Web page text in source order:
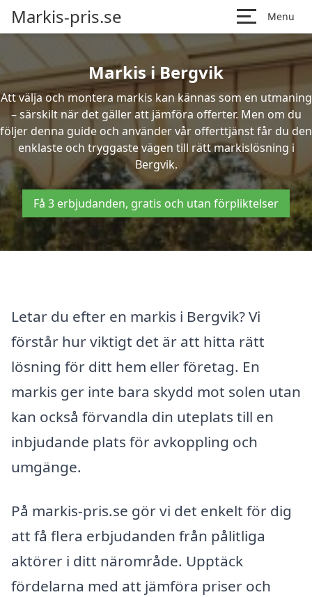
Markis-pris.se Menu
Markis i Bergvik
Att välja och montera markis kan kännas som en utmaning
– särskilt när det gäller att jämföra offerter. Men om du
följer denna guide och använder vår offerttjänst får du den
enklaste och tryggaste vägen till rätt markislösning i
Bergvik.
Få 3 erbjudanden, gratis och utan förpliktelser
Letar du efter en markis i Bergvik? Vi
förstår hur viktigt det är att hitta rätt
lösning för ditt hem eller företag. En
markis ger inte bara skydd mot solen utan
kan också förvandla din uteplats till en
inbjudande plats för avkoppling och
umgänge.
På markis-pris.se gör vi det enkelt för dig
att få flera erbjudanden från pålitliga
aktörer i ditt närområde. Upptäck
fördelarna med att jämföra priser och